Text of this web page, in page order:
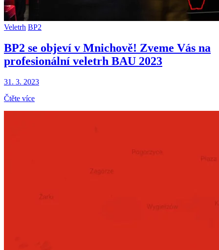
Veletrh BP2
BP2 se objeví v Mnichově! Zveme Vás na
profesionální veletrh BAU 2023
31. 3. 2023
Čtěte více